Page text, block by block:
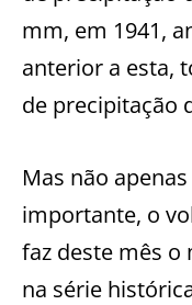
mm, em 1941,
anterior a esta,
de precipitação
Mas não
importante, o
faz deste mês o
na série